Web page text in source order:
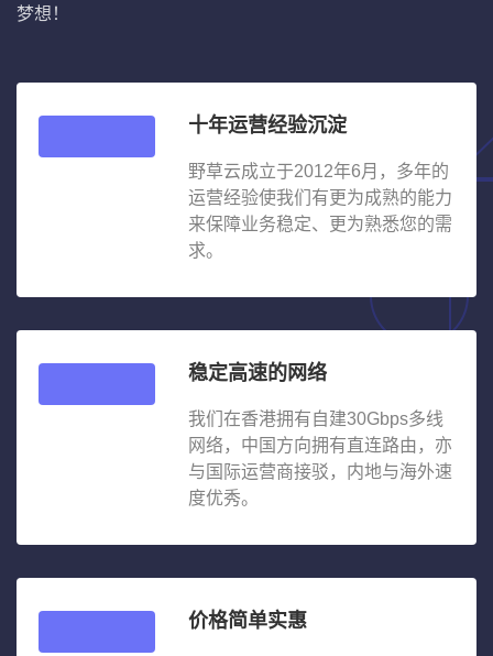
梦想！
十年运营经验沉淀
野草云成立于2012年6月，多年的
运营经验使我们有更为成熟的能力
来保障业务稳定、更为熟悉您的需
求。
稳定高速的网络
我们在香港拥有自建30Gbps多线
网络，中国方向拥有直连路由，亦
与国际运营商接驳，内地与海外速
度优秀。
价格简单实惠